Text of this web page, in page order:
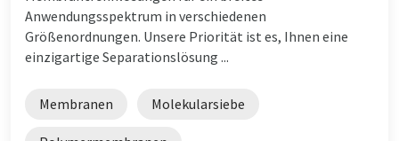
Anwendungsspektrum in verschiedenen
Größenordnungen. Unsere Priorität ist es, Ihnen eine
einzigartige Separationslösung ...
Membranen Molekularsiebe